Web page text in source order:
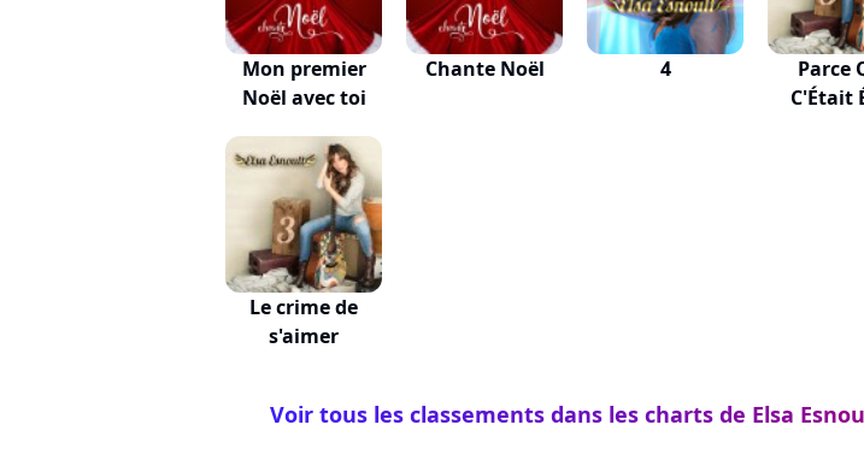
Mon premier
Noël avec toi
Chante Noël 4
Parce
C'Était
Le crime de
s'aimer
Voir tous les classements dans les charts de Elsa